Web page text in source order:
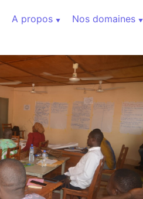
A propos Nos domaines